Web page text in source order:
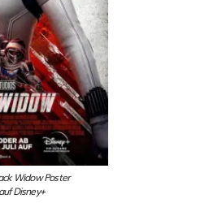
Widow Poster
Disney+